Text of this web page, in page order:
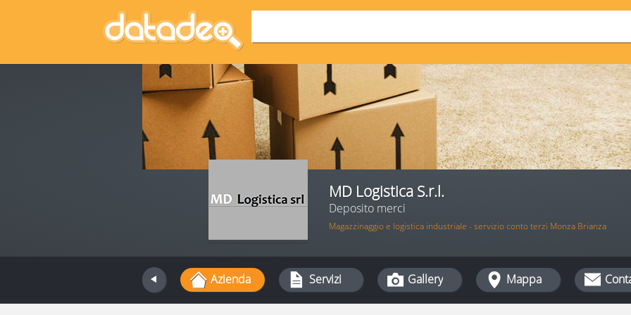
MD Logistica S.r.l.
Deposito merci
Magazzinaggio e logistica industriale - servizio conto terzi Monza Brianza
Azienda Servizi Gallery Mappa